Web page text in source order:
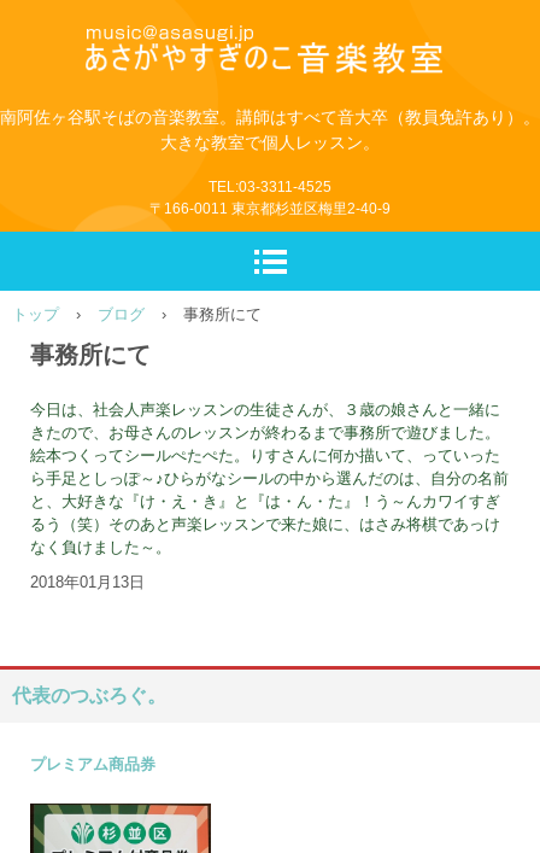
南阿佐ヶ谷駅そばの音楽教室。講師はすべて音大卒（教員免許あり）。
大きな教室で個人レッスン。
TEL:03-3311-4525
〒166-0011 東京都杉並区梅里2-40-9
トップ › ブログ › 事務所にて
事務所にて
今日は、社会人声楽レッスンの生徒さんが、３歳の娘さんと一緒に
きたので、お母さんのレッスンが終わるまで事務所で遊びました。
絵本つくってシールぺたぺた。りすさんに何か描いて、っていった
ら手足としっぽ～♪ひらがなシールの中から選んだのは、自分の名前
と、大好きな『け・え・き』と『は・ん・た』！う～んカワイすぎ
るう（笑）そのあと声楽レッスンで来た娘に、はさみ将棋であっけ
なく負けました～。
2018年01月13日
代表のつぶろぐ。
プレミアム商品券